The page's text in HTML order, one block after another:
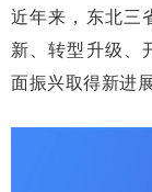
近年来，东北三
新、转型升级、
面振兴取得新进